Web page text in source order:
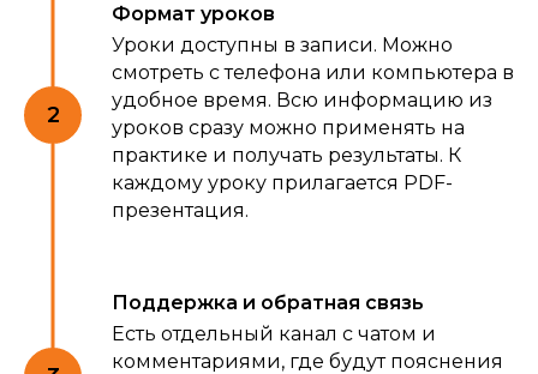
Формат уроков
Уроки доступны в записи. Можно
смотреть с телефона или компьютера в
удобное время. Всю информацию из
уроков сразу можно применять на
практике и получать результаты. К
каждому уроку прилагается PDF-
презентация.
Поддержка и обратная связь
Есть отдельный канал с чатом и
комментариями, где будут пояснения